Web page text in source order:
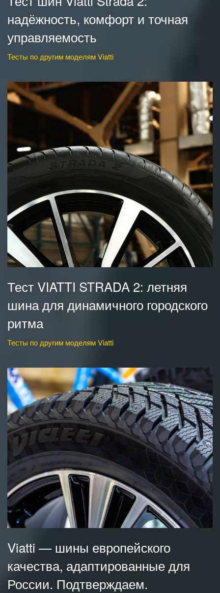
надёжность, комфорт и точная
управляемость
Тесты по другим моделям Viatti
Тест VIATTI STRADA 2: летняя
шина для динамичного городского
ритма
Тесты по другим моделям Viatti
Viatti — шины европейского
качества, адаптированные для
России. Подтверждаем.